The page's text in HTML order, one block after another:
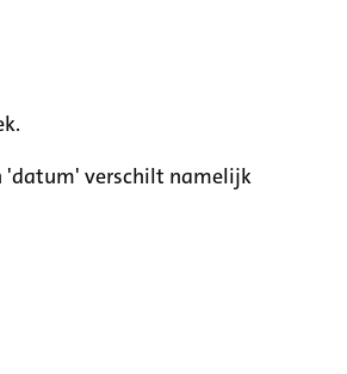
'datum' verschilt namelijk